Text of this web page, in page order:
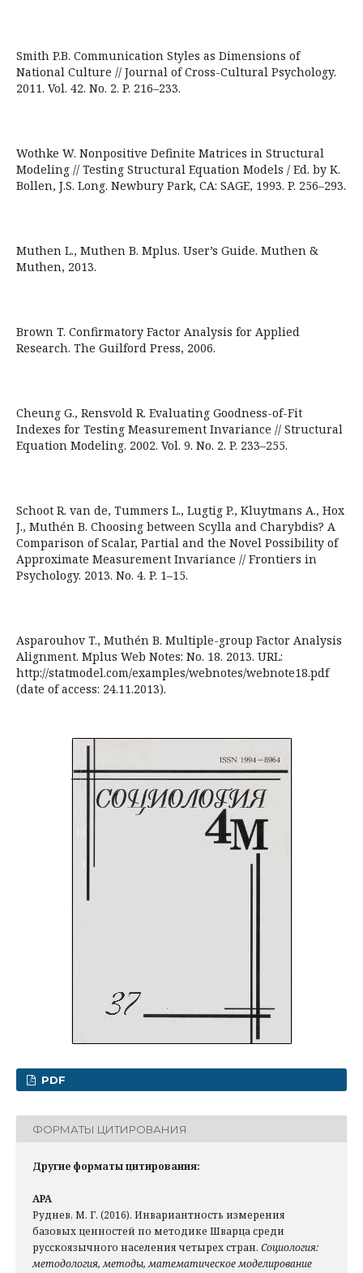
Smith P.B. Communication Styles as Dimensions of
National Culture // Journal of Cross-Cultural Psychology.
2011. Vol. 42. No. 2. P. 216–233.
Wothke W. Nonpositive Definite Matrices in Structural
Modeling // Testing Structural Equation Models / Ed. by K.
Bollen, J.S. Long. Newbury Park, CA: SAGE, 1993. P. 256–293.
Muthen L., Muthen B. Mplus. User’s Guide. Muthen &
Muthen, 2013.
Brown T. Confirmatory Factor Analysis for Applied
Research. The Guilford Press, 2006.
Cheung G., Rensvold R. Evaluating Goodness-of-Fit
Indexes for Testing Measurement Invariance // Structural
Equation Modeling. 2002. Vol. 9. No. 2. P. 233–255.
Schoot R. van de, Tummers L., Lugtig P., Kluytmans A., Hox
J., Muthén B. Choosing between Scylla and Charybdis? A
Comparison of Scalar, Partial and the Novel Possibility of
Approximate Measurement Invariance // Frontiers in
Psychology. 2013. No. 4. P. 1–15.
Asparouhov T., Muthén B. Multiple-group Factor Analysis
Alignment. Mplus Web Notes: No. 18. 2013. URL:
http://statmodel.com/examples/webnotes/webnote18.pdf
(date of access: 24.11.2013).
PDF
ФОРМАТЫ ЦИТИРОВАНИЯ
Другие форматы цитирования:
APA
Руднев, М. Г. (2016). Инвариантность измерения
базовых ценностей по методике Шварца среди
русскоязычного населения четырех стран. Социология:
методология, методы, математическое моделирование